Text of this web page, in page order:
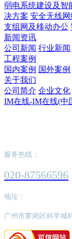
弱电系统建设及智
决方案 安全无线
支组网及移动办公
新闻资讯
公司新闻 行业新闻
工程案例
国内案例 国外案例
关于我们
公司简介 企业文化
IM在线-IM在线(中
服务热线：
020-87566596
地址：
广州市萝岗区科学城